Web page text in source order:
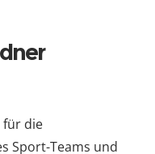
für die
Sport-Teams und